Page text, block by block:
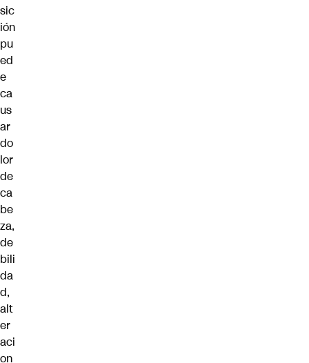
sic
ión
pu
ed
e
ca
us
ar
do
lor
de
ca
be
za,
de
bili
da
d,
alt
er
aci
on